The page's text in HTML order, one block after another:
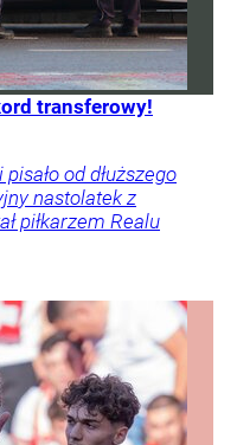
transferowy!
od dłuższego
nastolatek z
piłkarzem Realu